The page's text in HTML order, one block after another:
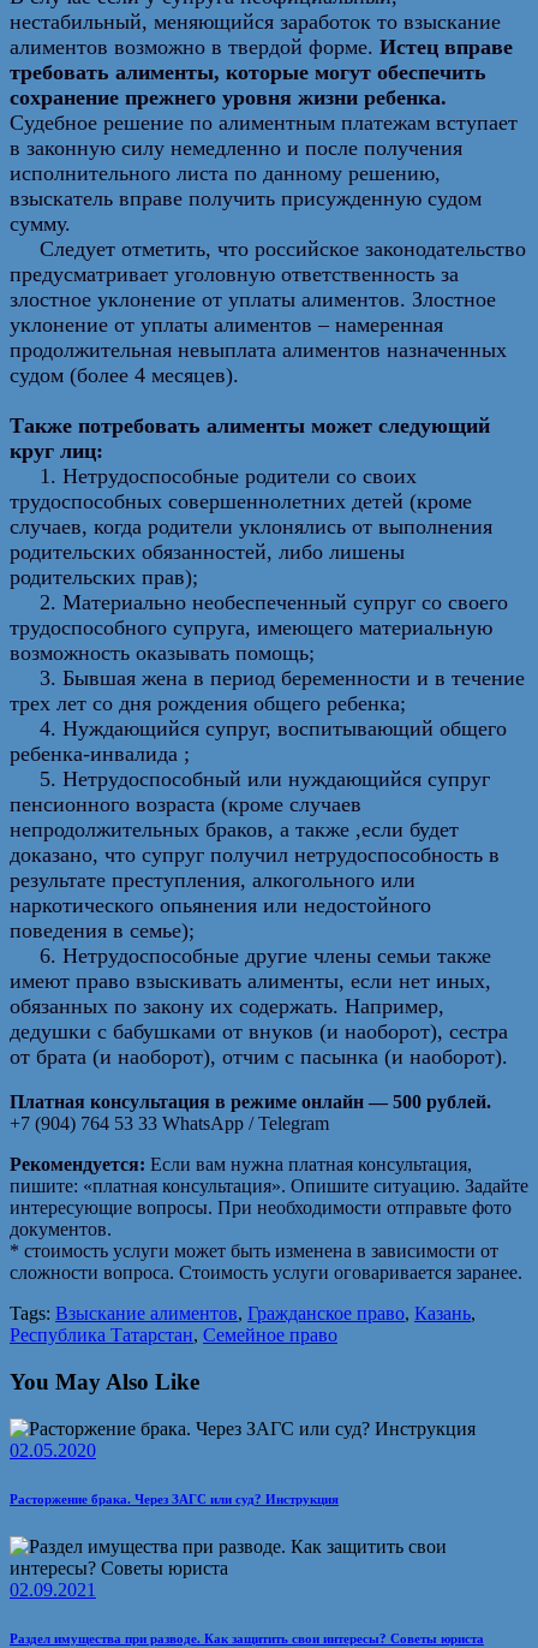
нестабильный, меняющийся заработок то взыскание
алиментов возможно в твердой форме. Истец вправе
требовать алименты, которые могут обеспечить
сохранение прежнего уровня жизни ребенка.
Судебное решение по алиментным платежам вступает
в законную силу немедленно и после получения
исполнительного листа по данному решению,
взыскатель вправе получить присужденную судом
сумму.
Следует отметить, что российское законодательство
предусматривает уголовную ответственность за
злостное уклонение от уплаты алиментов. Злостное
уклонение от уплаты алиментов – намеренная
продолжительная невыплата алиментов назначенных
судом (более 4 месяцев).
Также потребовать алименты может следующий
круг лиц:
1. Нетрудоспособные родители со своих
трудоспособных совершеннолетних детей (кроме
случаев, когда родители уклонялись от выполнения
родительских обязанностей, либо лишены
родительских прав);
2. Материально необеспеченный супруг со своего
трудоспособного супруга, имеющего материальную
возможность оказывать помощь;
3. Бывшая жена в период беременности и в течение
трех лет со дня рождения общего ребенка;
4. Нуждающийся супруг, воспитывающий общего
ребенка-инвалида ;
5. Нетрудоспособный или нуждающийся супруг
пенсионного возраста (кроме случаев
непродолжительных браков, а также ,если будет
доказано, что супруг получил нетрудоспособность в
результате преступления, алкогольного или
наркотического опьянения или недостойного
поведения в семье);
6. Нетрудоспособные другие члены семьи также
имеют право взыскивать алименты, если нет иных,
обязанных по закону их содержать. Например,
дедушки с бабушками от внуков (и наоборот), сестра
от брата (и наоборот), отчим с пасынка (и наоборот).
Платная консультация в режиме онлайн — 500 рублей.
+7 (904) 764 53 33 WhatsApp / Telegram
Рекомендуется: Если вам нужна платная консультация,
пишите: «платная консультация». Опишите ситуацию. Задайте
интересующие вопросы. При необходимости отправьте фото
документов.
* стоимость услуги может быть изменена в зависимости от
сложности вопроса. Стоимость услуги оговаривается заранее.
Tags: Взыскание алиментов, Гражданское право, Казань,
Республика Татарстан, Семейное право
You May Also Like
02.05.2020
Расторжение брака. Через ЗАГС или суд? Инструкция
02.09.2021
Раздел имущества при разводе. Как защитить свои интересы? Советы юриста